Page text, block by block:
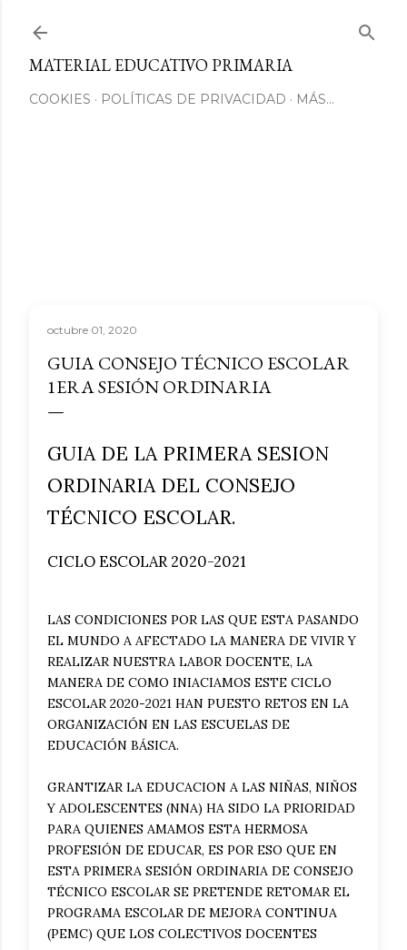
MATERIAL EDUCATIVO PRIMARIA
COOKIES POLÍTICAS DE PRIVACIDAD MÁS…
octubre 01, 2020
GUIA CONSEJO TÉCNICO ESCOLAR
1ERA SESIÓN ORDINARIA
GUIA DE LA PRIMERA SESION
ORDINARIA DEL CONSEJO
TÉCNICO ESCOLAR.
CICLO ESCOLAR 2020-2021
LAS CONDICIONES POR LAS QUE ESTA PASANDO
EL MUNDO A AFECTADO LA MANERA DE VIVIR Y
REALIZAR NUESTRA LABOR DOCENTE, LA
MANERA DE COMO INIACIAMOS ESTE CICLO
ESCOLAR 2020-2021 HAN PUESTO RETOS EN LA
ORGANIZACIÓN EN LAS ESCUELAS DE
EDUCACIÓN BÁSICA.
GRANTIZAR LA EDUCACION A LAS NIÑAS, NIÑOS
Y ADOLESCENTES (NNA) HA SIDO LA PRIORIDAD
PARA QUIENES AMAMOS ESTA HERMOSA
PROFESIÓN DE EDUCAR, ES POR ESO QUE EN
ESTA PRIMERA SESIÓN ORDINARIA DE CONSEJO
TÉCNICO ESCOLAR SE PRETENDE RETOMAR EL
PROGRAMA ESCOLAR DE MEJORA CONTINUA
(PEMC) QUE LOS COLECTIVOS DOCENTES